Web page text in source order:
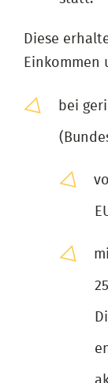
Diese
Einkommen
bei